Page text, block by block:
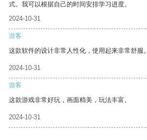
式。我可以根据自己的时间安排学习进度。
2024-10-31
游客
这款软件的设计非常人性化，使用起来非常舒服。
2024-10-31
游客
这款游戏非常好玩，画面精美，玩法丰富。
2024-10-31